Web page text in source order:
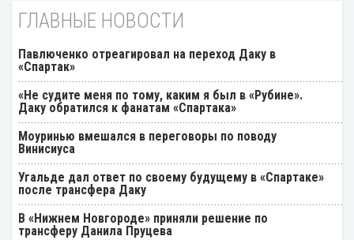
ГЛАВНЫЕ НОВОСТИ
Павлюченко отреагировал на переход Даку в
«Спартак»
«Не судите меня по тому, каким я был в «Рубине».
Даку обратился к фанатам «Спартака»
Моуринью вмешался в переговоры по поводу
Винисиуса
Угальде дал ответ по своему будущему в «Спартаке»
после трансфера Даку
В «Нижнем Новгороде» приняли решение по
трансферу Данила Пруцева